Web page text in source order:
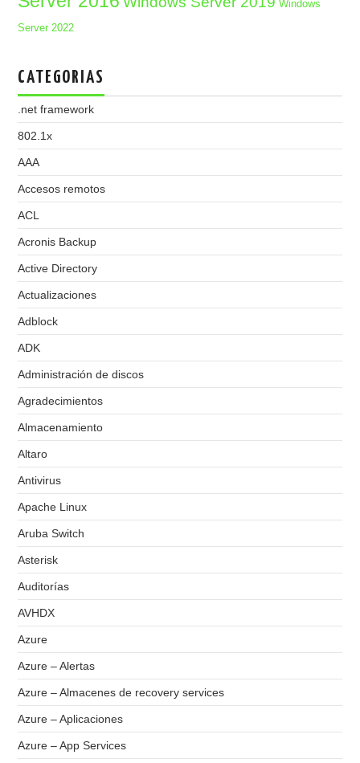
Windows
Server 2022
CATEGORIAS
.net framework
802.1x
AAA
Accesos remotos
ACL
Acronis Backup
Active Directory
Actualizaciones
Adblock
ADK
Administración de discos
Agradecimientos
Almacenamiento
Altaro
Antivirus
Apache Linux
Aruba Switch
Asterisk
Auditorías
AVHDX
Azure
Azure – Alertas
Azure – Almacenes de recovery services
Azure – Aplicaciones
Azure – App Services